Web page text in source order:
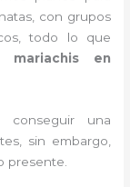
con grupos
todo lo que
mariachis en
conseguir una
sin embargo,
presente.